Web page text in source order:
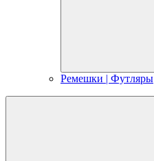
Ремешки | Футляры